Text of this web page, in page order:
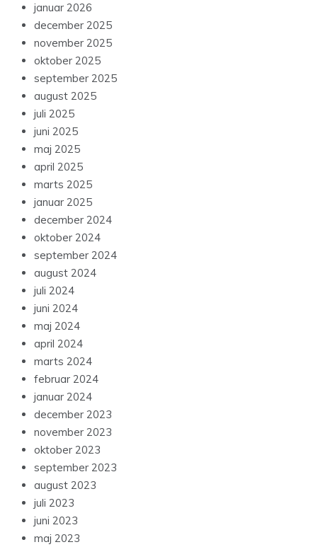
januar 2026
december 2025
november 2025
oktober 2025
september 2025
august 2025
juli 2025
juni 2025
maj 2025
april 2025
marts 2025
januar 2025
december 2024
oktober 2024
september 2024
august 2024
juli 2024
juni 2024
maj 2024
april 2024
marts 2024
februar 2024
januar 2024
december 2023
november 2023
oktober 2023
september 2023
august 2023
juli 2023
juni 2023
maj 2023